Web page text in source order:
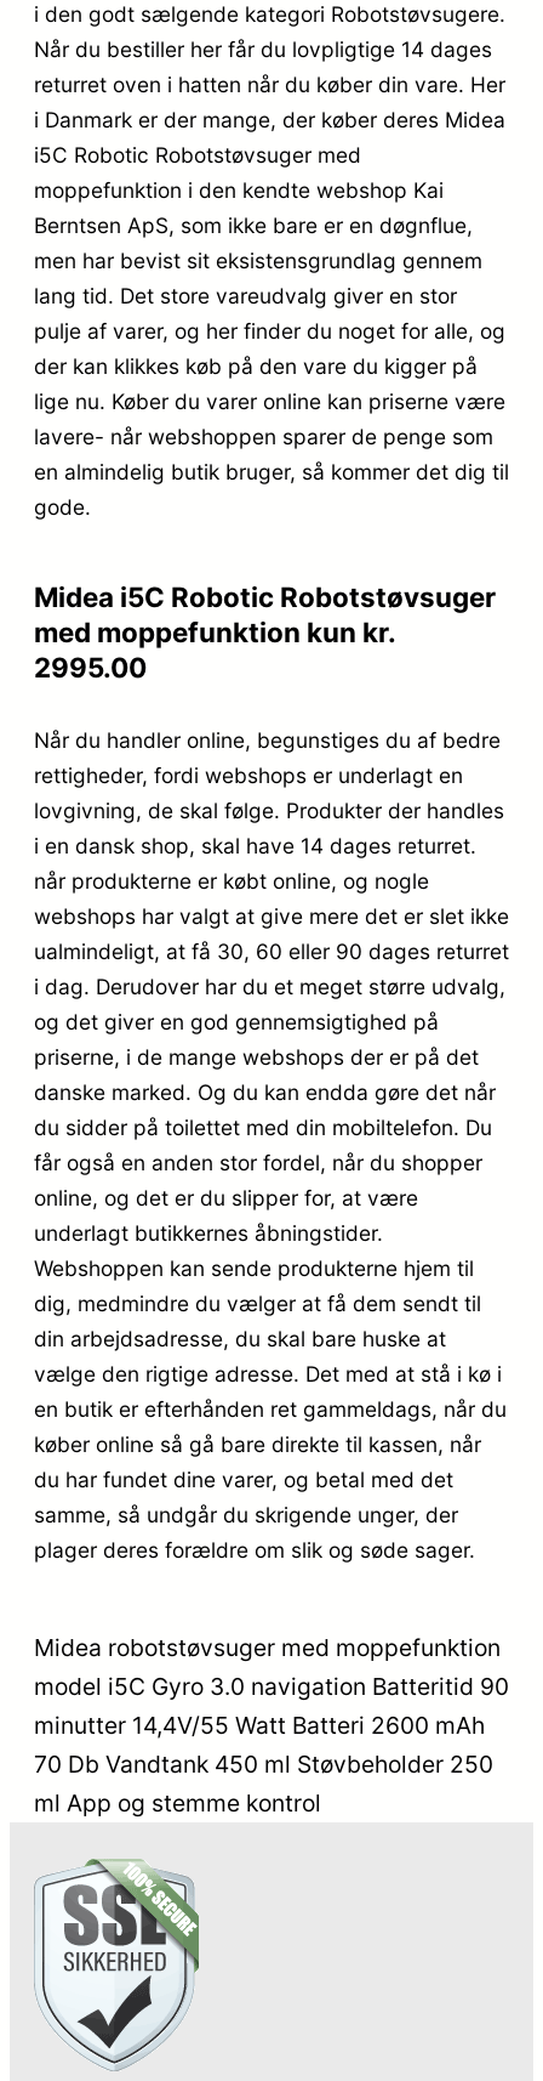
i den godt sælgende kategori Robotstøvsugere.
Når du bestiller her får du lovpligtige 14 dages
returret oven i hatten når du køber din vare. Her
i Danmark er der mange, der køber deres Midea
i5C Robotic Robotstøvsuger med
moppefunktion i den kendte webshop Kai
Berntsen ApS, som ikke bare er en døgnflue,
men har bevist sit eksistensgrundlag gennem
lang tid. Det store vareudvalg giver en stor
pulje af varer, og her finder du noget for alle, og
der kan klikkes køb på den vare du kigger på
lige nu. Køber du varer online kan priserne være
lavere- når webshoppen sparer de penge som
en almindelig butik bruger, så kommer det dig til
gode.
Midea i5C Robotic Robotstøvsuger
med moppefunktion kun kr.
2995.00
Når du handler online, begunstiges du af bedre
rettigheder, fordi webshops er underlagt en
lovgivning, de skal følge. Produkter der handles
i en dansk shop, skal have 14 dages returret.
når produkterne er købt online, og nogle
webshops har valgt at give mere det er slet ikke
ualmindeligt, at få 30, 60 eller 90 dages returret
i dag. Derudover har du et meget større udvalg,
og det giver en god gennemsigtighed på
priserne, i de mange webshops der er på det
danske marked. Og du kan endda gøre det når
du sidder på toilettet med din mobiltelefon. Du
får også en anden stor fordel, når du shopper
online, og det er du slipper for, at være
underlagt butikkernes åbningstider.
Webshoppen kan sende produkterne hjem til
dig, medmindre du vælger at få dem sendt til
din arbejdsadresse, du skal bare huske at
vælge den rigtige adresse. Det med at stå i kø i
en butik er efterhånden ret gammeldags, når du
køber online så gå bare direkte til kassen, når
du har fundet dine varer, og betal med det
samme, så undgår du skrigende unger, der
plager deres forældre om slik og søde sager.
Midea robotstøvsuger med moppefunktion
model i5C Gyro 3.0 navigation Batteritid 90
minutter 14,4V/55 Watt Batteri 2600 mAh
70 Db Vandtank 450 ml Støvbeholder 250
ml App og stemme kontrol